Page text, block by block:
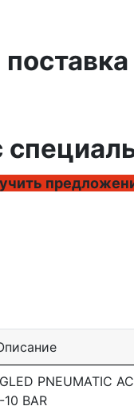
PNEUMATIC
10 BAR